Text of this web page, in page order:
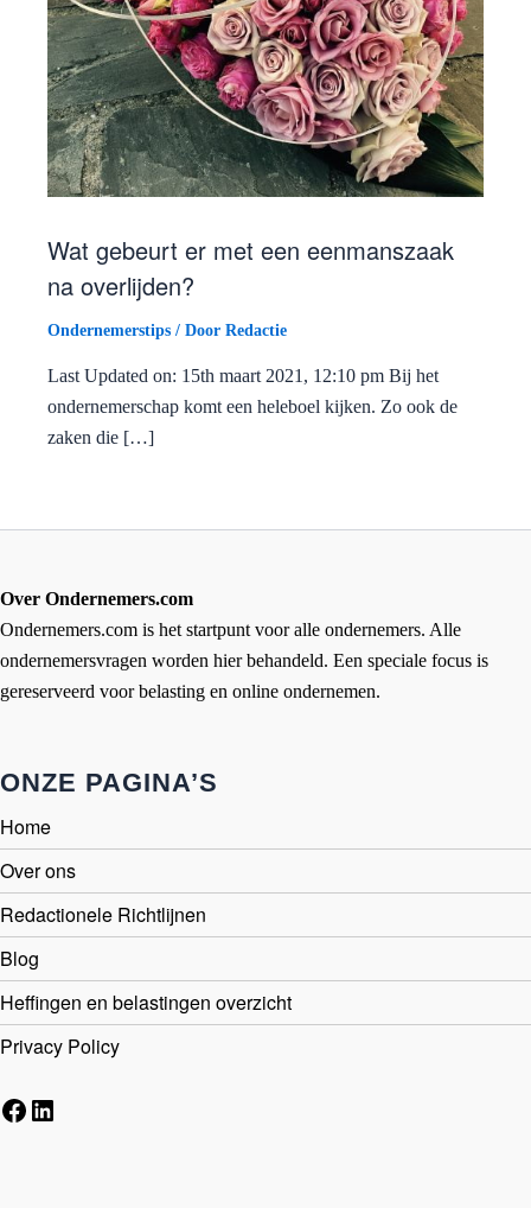
Wat gebeurt er met een eenmanszaak
na overlijden?
Ondernemerstips / Door Redactie
Last Updated on: 15th maart 2021, 12:10 pm Bij het
ondernemerschap komt een heleboel kijken. Zo ook de
zaken die […]
Over Ondernemers.com
Ondernemers.com is het startpunt voor alle ondernemers. Alle
ondernemersvragen worden hier behandeld. Een speciale focus is
gereserveerd voor belasting en online ondernemen.
ONZE PAGINA’S
Home
Over ons
Redactionele Richtlijnen
Blog
Heffingen en belastingen overzicht
Privacy Policy
Facebook
LinkedIn